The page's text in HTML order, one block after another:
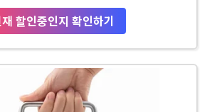
할인중인지 확인하기